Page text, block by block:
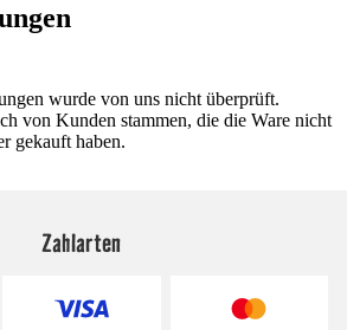
wurde von uns nicht überprüft.
von Kunden stammen, die die Ware nicht
gekauft haben.
Zahlarten